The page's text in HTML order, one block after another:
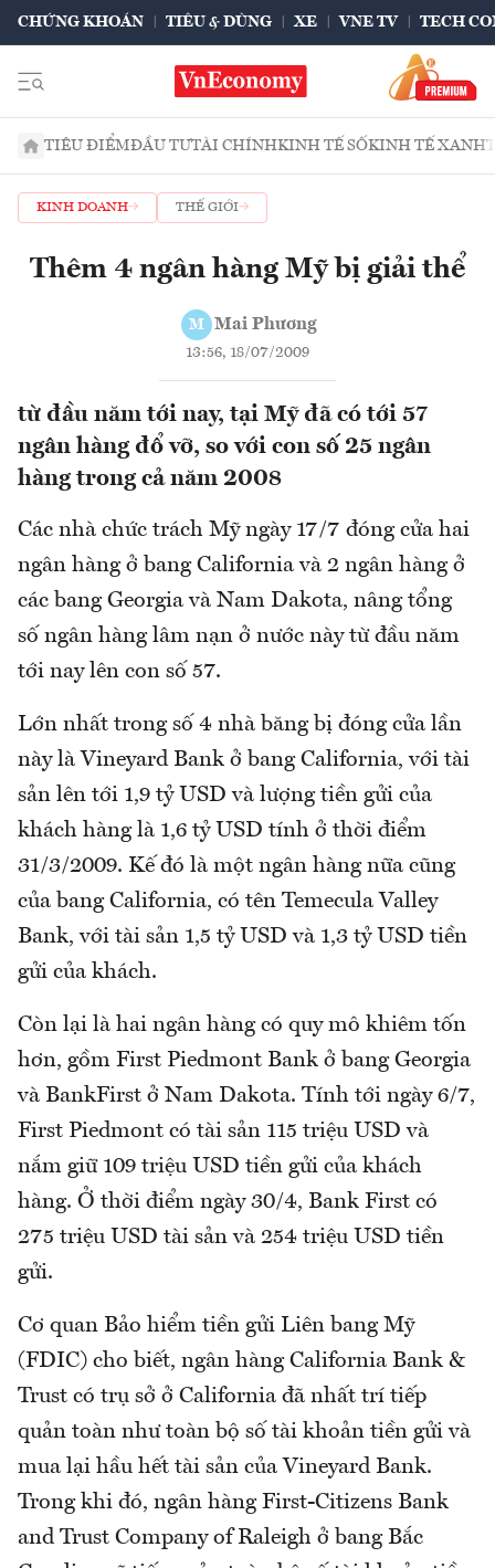
CHỨNG KHOÁN TIÊU & DÙNG XE VNE TV TECH
TIÊU ĐIỂMĐẦU TƯTÀI CHÍNHKINH TẾ SỐKINH TẾ XANH
KINH DOANH THẾ GIỚI
Thêm 4 ngân hàng Mỹ bị giải thể
M Mai Phương
13:56, 18/07/2009
từ đầu năm tới nay, tại Mỹ đã có tới 57
ngân hàng đổ vỡ, so với con số 25 ngân
hàng trong cả năm 2008
Các nhà chức trách Mỹ ngày 17/7 đóng cửa hai
ngân hàng ở bang California và 2 ngân hàng ở
các bang Georgia và Nam Dakota, nâng tổng
số ngân hàng lâm nạn ở nước này từ đầu năm
tới nay lên con số 57.
Lớn nhất trong số 4 nhà băng bị đóng cửa lần
này là Vineyard Bank ở bang California, với tài
sản lên tới 1,9 tỷ USD và lượng tiền gửi của
khách hàng là 1,6 tỷ USD tính ở thời điểm
31/3/2009. Kế đó là một ngân hàng nữa cũng
của bang California, có tên Temecula Valley
Bank, với tài sản 1,5 tỷ USD và 1,3 tỷ USD tiền
gửi của khách.
Còn lại là hai ngân hàng có quy mô khiêm tốn
hơn, gồm First Piedmont Bank ở bang Georgia
và BankFirst ở Nam Dakota. Tính tới ngày 6/7,
First Piedmont có tài sản 115 triệu USD và
nắm giữ 109 triệu USD tiền gửi của khách
hàng. Ở thời điểm ngày 30/4, Bank First có
275 triệu USD tài sản và 254 triệu USD tiền
gửi.
Cơ quan Bảo hiểm tiền gửi Liên bang Mỹ
(FDIC) cho biết, ngân hàng California Bank &
Trust có trụ sở ở California đã nhất trí tiếp
quản toàn như toàn bộ số tài khoản tiền gửi và
mua lại hầu hết tài sản của Vineyard Bank.
Trong khi đó, ngân hàng First-Citizens Bank
and Trust Company of Raleigh ở bang Bắc